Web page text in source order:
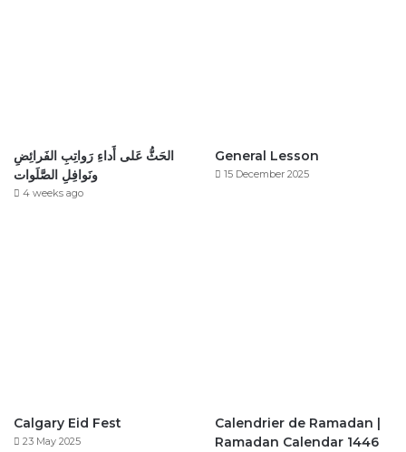
الحَثُّ عَلى أَداءِ رَواتِبِ الفَرائِضِ
ونَوافِلِ الصَّلَوات
4 weeks ago
General Lesson
15 December 2025
Calgary Eid Fest
23 May 2025
Calendrier de Ramadan |
Ramadan Calendar 1446